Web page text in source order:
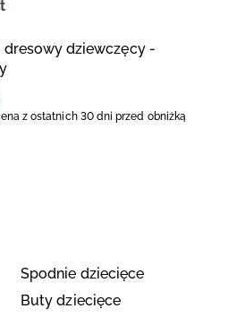
dresowy dziewczęcy -
z ostatnich 30 dni przed obniżką
Spodnie dziecięce
Buty dziecięce